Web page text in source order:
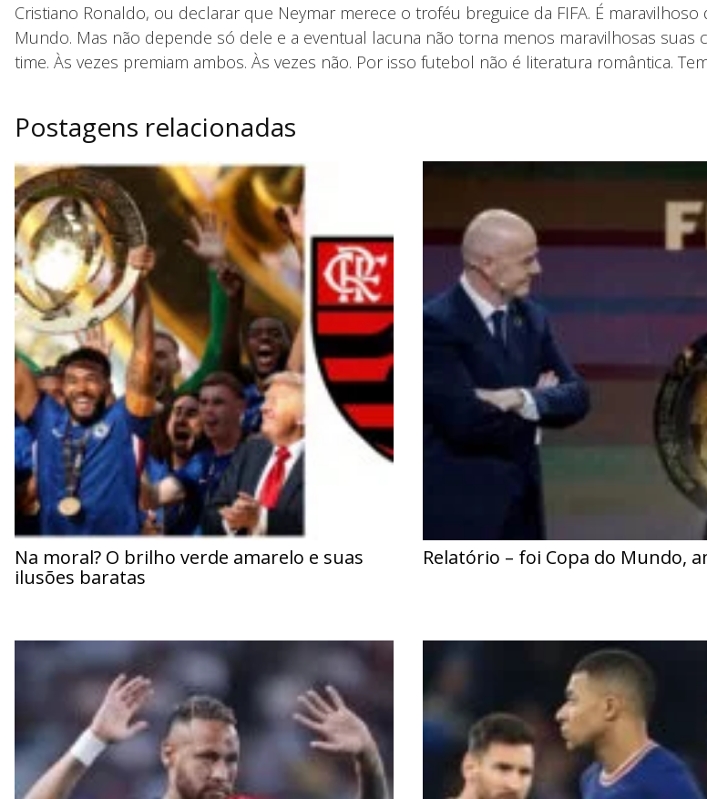
Cristiano Ronaldo, ou declarar que Neymar merece o troféu breguice da FIFA. É
Mundo. Mas não depende só dele e a eventual lacuna não torna menos maravilhosas
time. Às vezes premiam ambos. Às vezes não. Por isso futebol não é literatura romântica.
Postagens relacionadas
Na moral? O brilho verde amarelo e suas
ilusões baratas
Relatório – foi Copa do Mundo,